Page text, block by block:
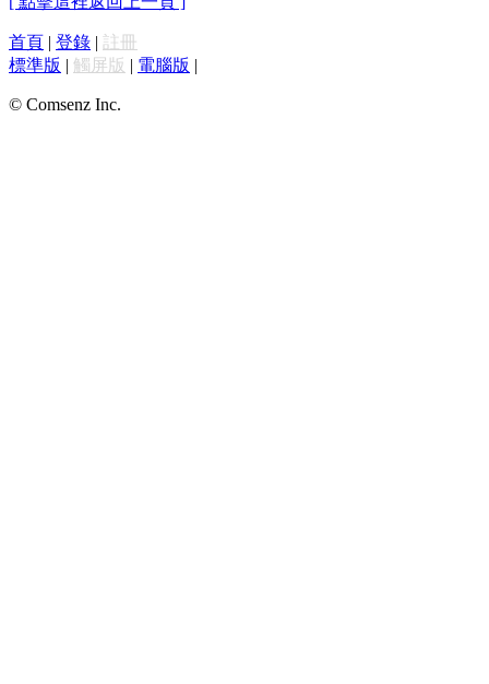
首頁 | 登錄 | 註冊
標準版 | 觸屏版 | 電腦版 |
© Comsenz Inc.